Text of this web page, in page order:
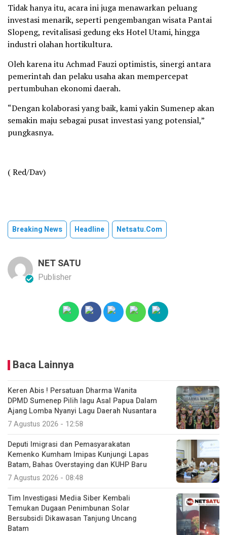
Tidak hanya itu, acara ini juga menawarkan peluang
investasi menarik, seperti pengembangan wisata Pantai
Slopeng, revitalisasi gedung eks Hotel Utami, hingga
industri olahan hortikultura.
Oleh karena itu Achmad Fauzi optimistis, sinergi antara
pemerintah dan pelaku usaha akan mempercepat
pertumbuhan ekonomi daerah.
“Dengan kolaborasi yang baik, kami yakin Sumenep akan
semakin maju sebagai pusat investasi yang potensial,”
pungkasnya.
( Red/Dav)
Breaking News Headline Netsatu.com
NET SATU
Publisher
Baca Lainnya
Keren Abis ! Persatuan Dharma Wanita
DPMD Sumenep Pilih lagu Asal Papua Dalam
Ajang Lomba Nyanyi Lagu Daerah Nusantara
7 Agustus 2026 - 12:58
Deputi Imigrasi dan Pemasyarakatan
Kemenko Kumham Imipas Kunjungi Lapas
Batam, Bahas Overstaying dan KUHP Baru
7 Agustus 2026 - 08:48
Tim Investigasi Media Siber Kembali
Temukan Dugaan Penimbunan Solar
Bersubsidi Dikawasan Tanjung Uncang
Batam